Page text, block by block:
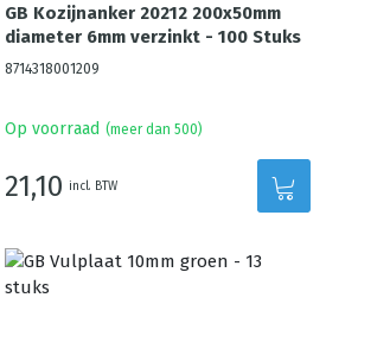
GB Kozijnanker 20212 200x50mm
diameter 6mm verzinkt - 100 Stuks
8714318001209
Op voorraad (meer dan 500)
21,10 incl. BTW